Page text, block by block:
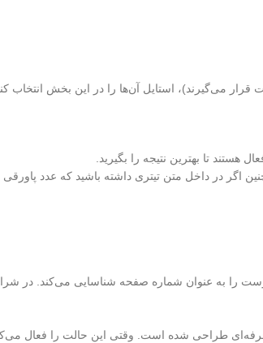
می‌گیرند)، استایل آن‌ها را در این بخش انتخاب
تا بهترین نتیجه را بگیرید.
با فصل یکسان در نظر می‌گیرد. همچنین اگر در داخل متن تیتری داشته باشید که
هر سطر فهرست را به عنوان شماره صفحه شناسایی می‌کند. در
طراحی شده است. وقتی این حالت را فعال